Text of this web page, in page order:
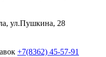
ул.Пушкина, 28
+7(8362) 45-57-91